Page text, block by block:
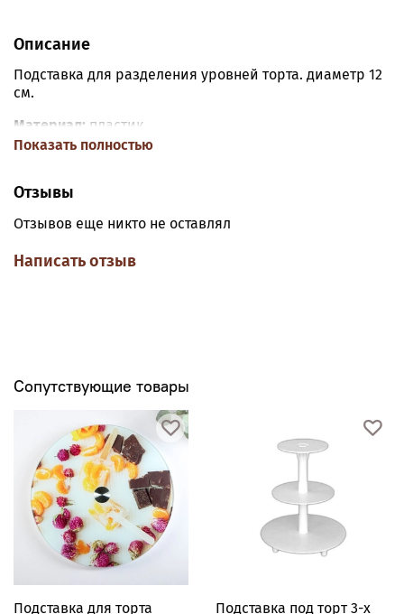
Описание
Подставка для разделения уровней торта. диаметр 12
см.
Материал: пластик
Показать полностью
Отзывы
Отзывов еще никто не оставлял
Написать отзыв
Сопутствующие товары
Подставка для торта Подставка под торт 3-х